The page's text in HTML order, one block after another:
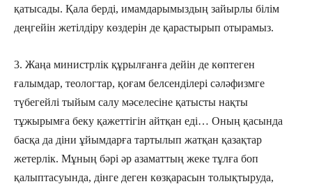
қатысады. Қала берді, имамдарымыздың зайырлы білім
деңгейін жетілдіру көздерін де қарастырып отырамыз.
3. Жаңа министрлік құрылғанға дейін де көптеген
ғалымдар, теологтар, қоғам белсенділері сәләфизмге
түбегейлі тыйым салу мәселесіне қатысты нақты
тұжырымға беку қажеттігін айтқан еді… Оның қасында
басқа да діни ұйымдарға тартылып жатқан қазақтар
жетерлік. Мұның бәрі әр азаматтың жеке тұлға боп
қалыптасуында, дінге деген көзқарасын толықтыруда,